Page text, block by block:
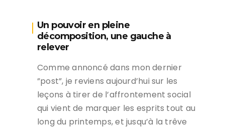
Un pouvoir en pleine
décomposition, une gauche à
relever
Comme annoncé dans mon dernier
”post”, je reviens aujourd’hui sur les
leçons à tirer de l’affrontement social
qui vient de marquer les esprits tout au
long du printemps, et jusqu’à la trêve